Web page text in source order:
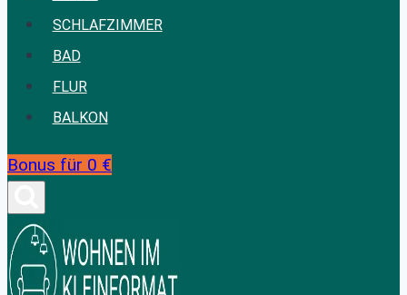
SCHLAFZIMMER
BAD
FLUR
BALKON
Bonus für 0 €